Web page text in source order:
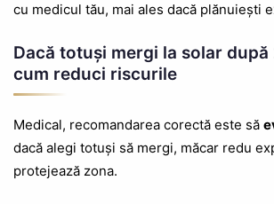
cu medicul tău, mai ales dacă plănuiești
Dacă totuși mergi la solar după
cum reduci riscurile
Medical, recomandarea corectă este să
dacă alegi totuși să mergi, măcar redu
protejează zona.